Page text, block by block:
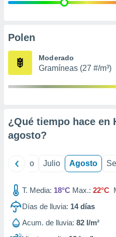
e
publicidad
Polen
Moderado
Gramíneas (27 #/m³)
¿Qué tiempo hace en
agosto?
Junio Julio Agosto
T. Media: 18°C Max.: 22°C
Días de lluvia: 14días
Acum. de lluvia: 82 l/m²